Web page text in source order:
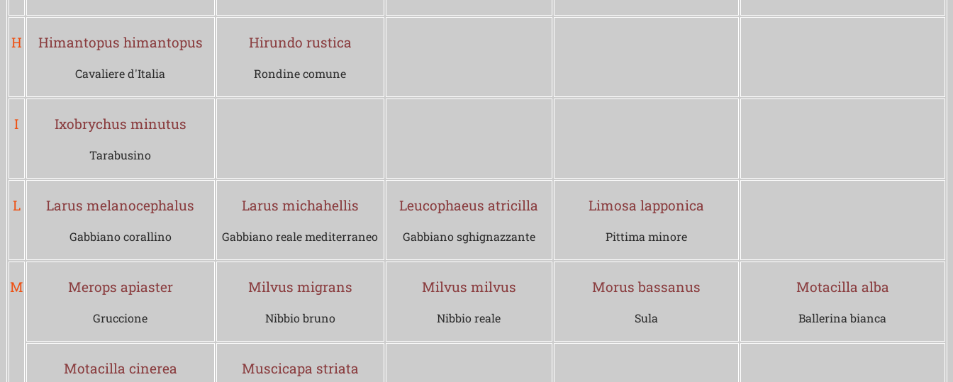
H Himantopus himantopus
Cavaliere d'Italia
Hirundo rustica
Rondine comune
I Ixobrychus minutus
Tarabusino
L Larus melanocephalus
Gabbiano corallino
Larus michahellis
Gabbiano reale mediterraneo
Leucophaeus atricilla
Gabbiano sghignazzante
Limosa lapponica
Pittima minore
M Merops apiaster
Gruccione
Milvus migrans
Nibbio bruno
Milvus milvus
Nibbio reale
Morus bassanus
Sula
Motacilla alba
Ballerina bianca
Motacilla cinerea Muscicapa striata